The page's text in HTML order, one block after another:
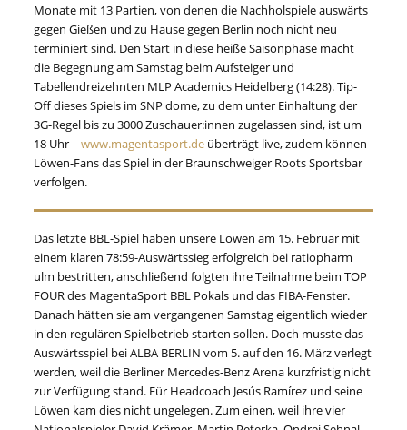
Monate mit 13 Partien, von denen die Nachholspiele auswärts
gegen Gießen und zu Hause gegen Berlin noch nicht neu
terminiert sind. Den Start in diese heiße Saisonphase macht
die Begegnung am Samstag beim Aufsteiger und
Tabellendreizehnten MLP Academics Heidelberg (14:28). Tip-
Off dieses Spiels im SNP dome, zu dem unter Einhaltung der
3G-Regel bis zu 3000 Zuschauer:innen zugelassen sind, ist um
18 Uhr –www.magentasport.de überträgt live, zudem können
Löwen-Fans das Spiel in der Braunschweiger Roots Sportsbar
verfolgen.
Das letzte BBL-Spiel haben unsere Löwen am 15. Februar mit
einem klaren 78:59-Auswärtssieg erfolgreich bei ratiopharm
ulm bestritten, anschließend folgten ihre Teilnahme beim TOP
FOUR des MagentaSport BBL Pokals und das FIBA-Fenster.
Danach hätten sie am vergangenen Samstag eigentlich wieder
in den regulären Spielbetrieb starten sollen. Doch musste das
Auswärtsspiel bei ALBA BERLIN vom 5. auf den 16. März verlegt
werden, weil die Berliner Mercedes-Benz Arena kurzfristig nicht
zur Verfügung stand. Für Headcoach Jesús Ramírez und seine
Löwen kam dies nicht ungelegen. Zum einen, weil ihre vier